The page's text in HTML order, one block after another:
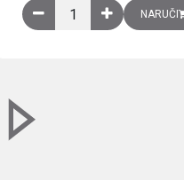
AC, 50/60 Hz, RAL 7035,
Izlazna rešetka saNARUČI